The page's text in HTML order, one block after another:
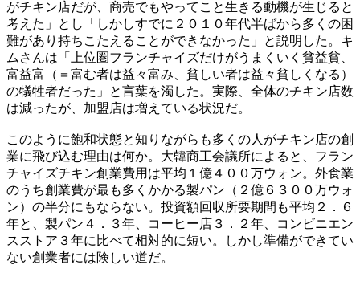
がチキン店だが、商売でもやってこと生きる動機が生じると
考えた」とし「しかしすでに２０１０年代半ばから多くの困
難があり持ちこたえることができなかった」と説明した。キ
ムさんは「上位圏フランチャイズだけがうまくいく貧益貧、
富益富（＝富む者は益々富み、貧しい者は益々貧しくなる）
の犠牲者だった」と言葉を濁した。実際、全体のチキン店数
は減ったが、加盟店は増えている状況だ。
このように飽和状態と知りながらも多くの人がチキン店の創
業に飛び込む理由は何か。大韓商工会議所によると、フラン
チャイズチキン創業費用は平均１億４００万ウォン。外食業
のうち創業費が最も多くかかる製パン（２億６３００万ウォ
ン）の半分にもならない。投資額回収所要期間も平均２．６
年と、製パン４．３年、コーヒー店３．２年、コンビニエン
スストア３年に比べて相対的に短い。しかし準備ができてい
ない創業者には険しい道だ。